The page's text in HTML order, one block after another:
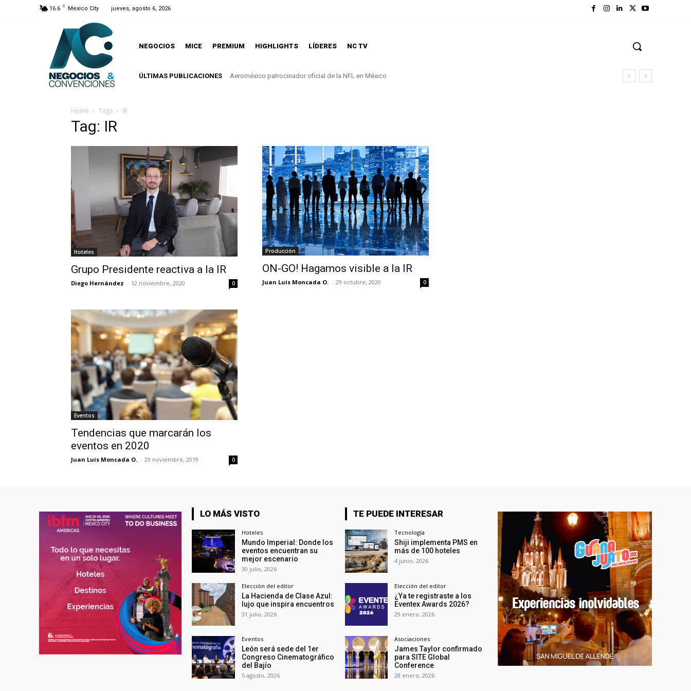
16.6 C Mexico City jueves, agosto 6, 2026
NEGOCIOS MICE PREMIUM HIGHLIGHTS LÍDERES NC TV
ÚLTIMAS PUBLICACIONES Aeroméxico patrocinador oficial de la NFL en México
Home Tags IR
Tag: IR
Hoteles
Grupo Presidente reactiva a la IR
Diego Hernández - 12 noviembre, 2020 0
Producción
ON-GO! Hagamos visible a la IR
Juan Luis Moncada O. - 29 octubre, 2020 0
Eventos
Tendencias que marcarán los
eventos en 2020
Juan Luis Moncada O. - 29 noviembre, 2019 0
LO MÁS VISTO
Hoteles
Mundo Imperial: Donde los
eventos encuentran su
mejor escenario
30 julio, 2026
Elección del editor
La Hacienda de Clase Azul:
lujo que inspira encuentros
31 julio, 2026
Eventos
León será sede del 1er
Congreso Cinematográfico
del Bajío
5 agosto, 2026
TE PUEDE INTERESAR
Tecnología
Shiji implementa PMS en
más de 100 hoteles
4 junio, 2026
Elección del editor
¿Ya te registraste a los
Eventex Awards 2026?
29 enero, 2026
Asociaciones
James Taylor confirmado
para SITE Global
Conference
28 enero, 2026